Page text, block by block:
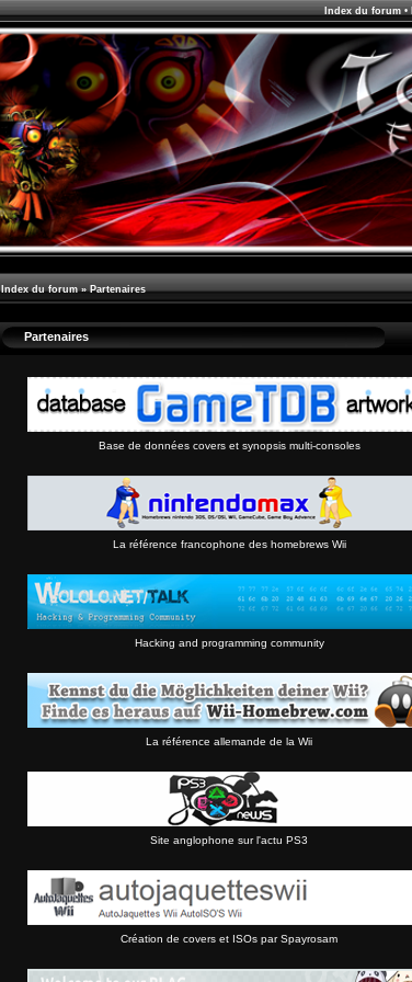
Index du forum•
Index du forum » Partenaires
Partenaires
Base de données covers et synopsis multi-consoles
La référence francophone des homebrews Wii
Hacking and programming community
La référence allemande de la Wii
Site anglophone sur l'actu PS3
Création de covers et ISOs par Spayrosam